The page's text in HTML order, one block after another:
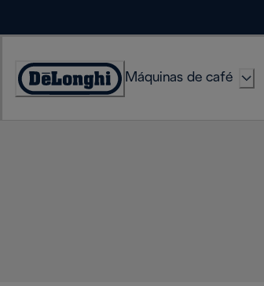
Accessibility
Máquinas de café